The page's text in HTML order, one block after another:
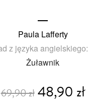
Paula Lafferty
z języka angielskiego:
Żuławnik
69,90 zł48,90 zł